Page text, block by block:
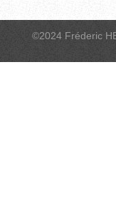
©2024 Fréderic